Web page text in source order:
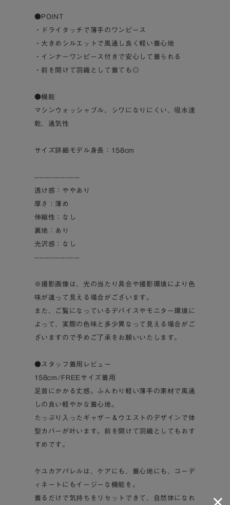
●POINT
・ドライタッチで薄手のワンピース
・大きめシルエットで風通し良く軽い着心地
・インナーワンピース付きで安心して着られる
・前を開けて羽織として着ても◎
●機能
マシンウォッシャブル、シワになりにくい、吸水速
乾、通気性
サイズ詳細モデル身長：158cm
-------------------
透け感：ややあり
厚さ：薄め
伸縮性：なし
裏地：あり
光沢感：なし
-------------------
※撮影画像は、光の当たり具合や撮影環境により色
味が違って見える場合がございます。
また、ご覧になっているデバイスやモニター環境に
よって、実際の色味と多少異なって見える場合がご
ざいますので予めご了承をお願いいたします。
●スタッフ着用レビュー
158cm/FREEサイズ着用
足首にかかる丈感。ふんわり軽い薄手の素材で風通
しの良い軽やかな着心地。
たっぷり入ったギャザー＆ウエストのデザインで体
型カバーが叶います。前を開けて羽織としてもおす
すめです。
ケユカアパレルは、ケアにも、着心地にも、コーデ
ィネートにもイージーな機能を。
着るだけで気持ちをリセットできて、自然体になれ